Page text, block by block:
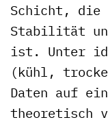
Schicht, die
Stabilität
ist. Unter
(kühl,
Daten auf
theoretisch